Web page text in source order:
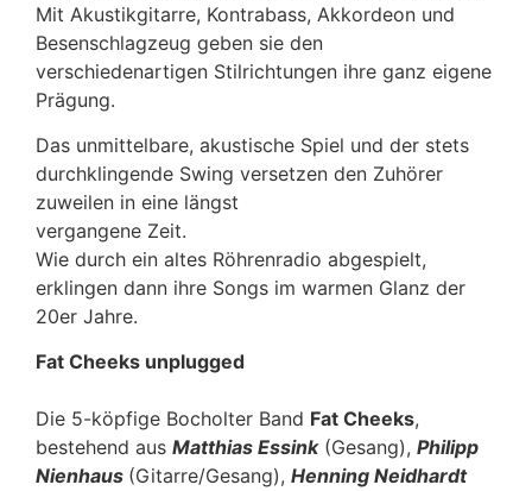
Mit Akustikgitarre, Kontrabass, Akkordeon und
Besenschlagzeug geben sie den
verschiedenartigen Stilrichtungen ihre ganz eigene
Prägung.
Das unmittelbare, akustische Spiel und der stets
durchklingende Swing versetzen den Zuhörer
zuweilen in eine längst
vergangene Zeit.
Wie durch ein altes Röhrenradio abgespielt,
erklingen dann ihre Songs im warmen Glanz der
20er Jahre.
Fat Cheeks unplugged
Die 5-köpfige Bocholter Band Fat Cheeks,
bestehend aus Matthias Essink(Gesang), Philipp
Nienhaus (Gitarre/Gesang), Henning Neidhardt